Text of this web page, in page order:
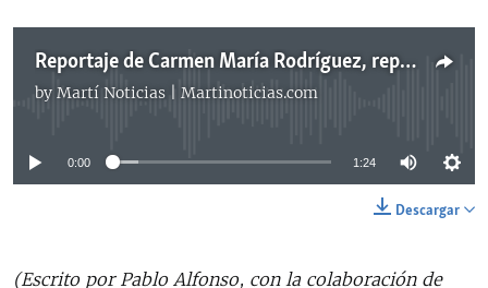
Reportaje de Carmen María Rodríguez, reportera de Radio Martí en Washington
by Martí Noticias | Martinoticias.com
No media source currently available
0:00 1:24
Descargar
(Escrito por Pablo Alfonso, con la colaboración de